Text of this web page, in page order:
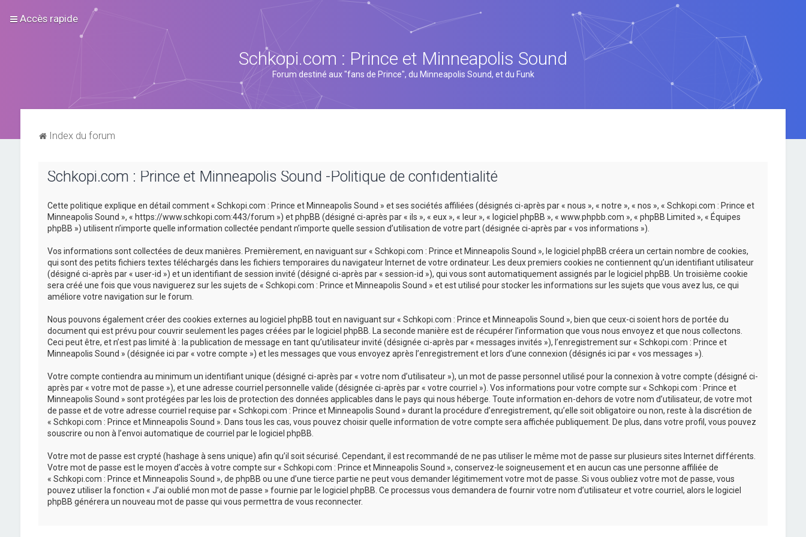
Accès rapide
Schkopi.com : Prince et Minneapolis Sound
Forum destiné aux "fans de Prince", du Minneapolis Sound, et du Funk
Index du forum
Schkopi.com : Prince et Minneapolis Sound -Politique de confidentialité
Cette politique explique en détail comment « Schkopi.com : Prince et Minneapolis Sound » et ses sociétés affiliées (désignés ci-après par « nous », « notre », « nos », « Schkopi.com : Prince et
Minneapolis Sound », « https://www.schkopi.com:443/forum ») et phpBB (désigné ci-après par « ils », « eux », « leur », « logiciel phpBB », « www.phpbb.com », « phpBB Limited », « Équipes
phpBB ») utilisent n’importe quelle information collectée pendant n’importe quelle session d’utilisation de votre part (désignée ci-après par « vos informations »).
Vos informations sont collectées de deux manières. Premièrement, en naviguant sur « Schkopi.com : Prince et Minneapolis Sound », le logiciel phpBB créera un certain nombre de cookies,
qui sont des petits fichiers textes téléchargés dans les fichiers temporaires du navigateur Internet de votre ordinateur. Les deux premiers cookies ne contiennent qu’un identifiant utilisateur
(désigné ci-après par « user-id ») et un identifiant de session invité (désigné ci-après par « session-id »), qui vous sont automatiquement assignés par le logiciel phpBB. Un troisième cookie
sera créé une fois que vous naviguerez sur les sujets de « Schkopi.com : Prince et Minneapolis Sound » et est utilisé pour stocker les informations sur les sujets que vous avez lus, ce qui
améliore votre navigation sur le forum.
Nous pouvons également créer des cookies externes au logiciel phpBB tout en naviguant sur « Schkopi.com : Prince et Minneapolis Sound », bien que ceux-ci soient hors de portée du
document qui est prévu pour couvrir seulement les pages créées par le logiciel phpBB. La seconde manière est de récupérer l’information que vous nous envoyez et que nous collectons.
Ceci peut être, et n’est pas limité à : la publication de message en tant qu’utilisateur invité (désignée ci-après par « messages invités »), l’enregistrement sur « Schkopi.com : Prince et
Minneapolis Sound » (désignée ici par « votre compte ») et les messages que vous envoyez après l’enregistrement et lors d’une connexion (désignés ici par « vos messages »).
Votre compte contiendra au minimum un identifiant unique (désigné ci-après par « votre nom d’utilisateur »), un mot de passe personnel utilisé pour la connexion à votre compte (désigné ci-
après par « votre mot de passe »), et une adresse courriel personnelle valide (désignée ci-après par « votre courriel »). Vos informations pour votre compte sur « Schkopi.com : Prince et
Minneapolis Sound » sont protégées par les lois de protection des données applicables dans le pays qui nous héberge. Toute information en-dehors de votre nom d’utilisateur, de votre mot
de passe et de votre adresse courriel requise par « Schkopi.com : Prince et Minneapolis Sound » durant la procédure d’enregistrement, qu’elle soit obligatoire ou non, reste à la discrétion de
« Schkopi.com : Prince et Minneapolis Sound ». Dans tous les cas, vous pouvez choisir quelle information de votre compte sera affichée publiquement. De plus, dans votre profil, vous pouvez
souscrire ou non à l’envoi automatique de courriel par le logiciel phpBB.
Votre mot de passe est crypté (hashage à sens unique) afin qu’il soit sécurisé. Cependant, il est recommandé de ne pas utiliser le même mot de passe sur plusieurs sites Internet différents.
Votre mot de passe est le moyen d’accès à votre compte sur « Schkopi.com : Prince et Minneapolis Sound », conservez-le soigneusement et en aucun cas une personne affiliée de
« Schkopi.com : Prince et Minneapolis Sound », de phpBB ou une d’une tierce partie ne peut vous demander légitimement votre mot de passe. Si vous oubliez votre mot de passe, vous
pouvez utiliser la fonction « J’ai oublié mon mot de passe » fournie par le logiciel phpBB. Ce processus vous demandera de fournir votre nom d’utilisateur et votre courriel, alors le logiciel
phpBB générera un nouveau mot de passe qui vous permettra de vous reconnecter.